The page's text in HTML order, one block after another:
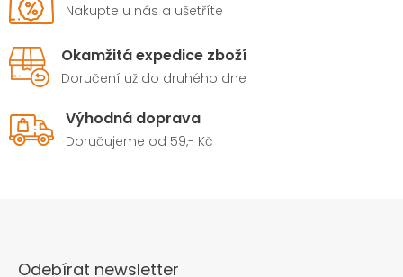
Nakupte u nás a ušetříte
Okamžitá expedice zboží
Doručení už do druhého dne
Výhodná doprava
Doručujeme od 59,- Kč
Odebírat newsletter